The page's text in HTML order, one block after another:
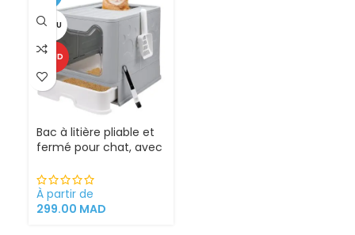
VENDU
CHAUD
Bac à litière pliable et
fermé pour chat, avec
À partir de
299.00 MAD